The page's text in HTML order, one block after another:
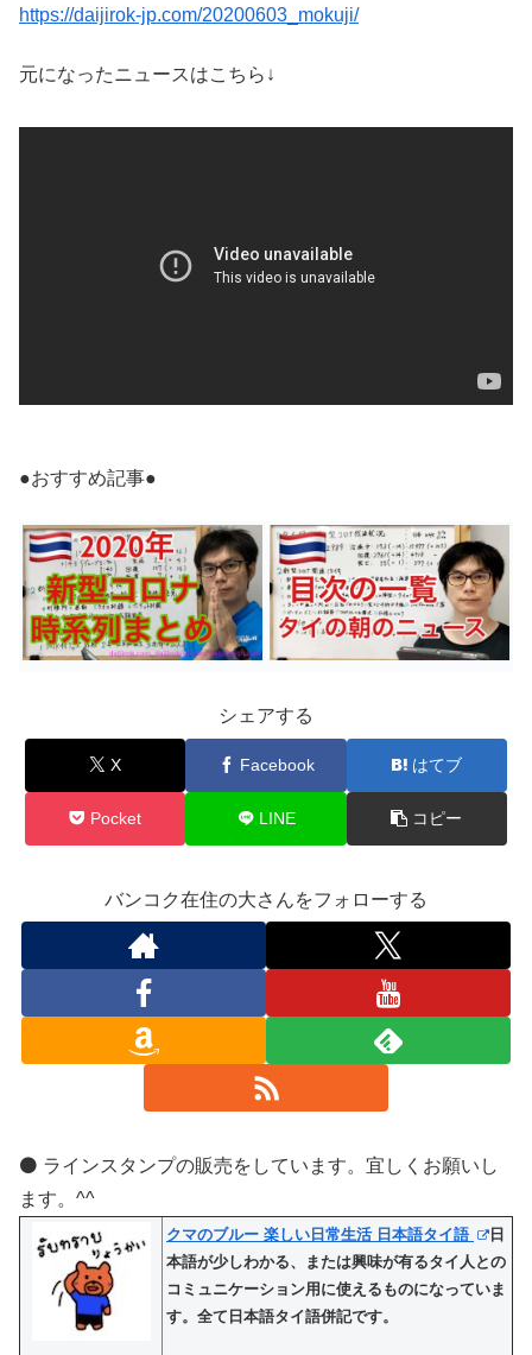
https://daijirok-jp.com/20200603_mokuji/
元になったニュースはこちら↓
●おすすめ記事●
シェアする
X Facebook はてブ
Pocket LINE コピー
バンコク在住の大さんをフォローする
⚫️ ラインスタンプの販売をしています。宜しくお願いし
ます。^^
クマのブルー 楽しい日常生活 日本語タイ語
日
本語が少しわかる、または興味が有るタイ人との
コミュニケーション用に使えるものになっていま
す。全て日本語タイ語併記です。